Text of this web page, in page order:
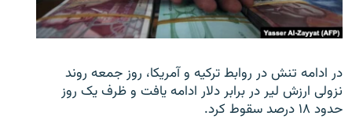
در ادامه تنش در روابط ترکیه و آمریکا، روز جمعه روند
نزولی ارزش لیر در برابر دلار ادامه یافت و ظرف یک روز
حدود ۱۸ درصد سقوط کرد.